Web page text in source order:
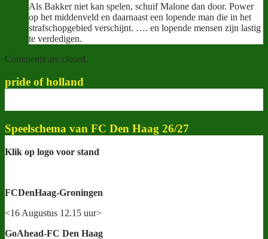
Als Bakker niet kan spelen, schuif Malone dan door. Power
op het middenveld en daarnaast een lopende man die in het
strafschopgebied verschijnt. …. en lopende mensen zijn lastig
te verdedigen.
Comments are closed.
pride of holland
Speelschema van FC Den Haag 26/27
Klik op logo voor stand
FCDenHaag-Groningen
<16 Augustus 12.15 uur>
GoAhead-FC Den Haag